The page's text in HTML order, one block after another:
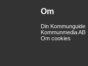
Om
Din Kommunguide
Kommunmedia AB
Om cookies